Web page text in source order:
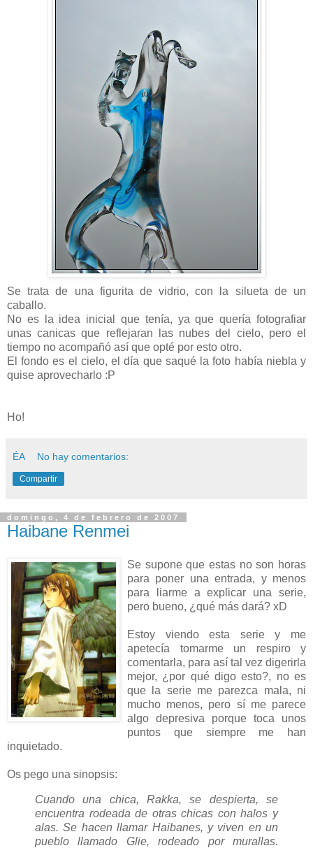
Se trata de una figurita de vidrio, con la silueta de un
caballo.
No es la idea inicial que tenía, ya que quería fotografiar
unas canicas que reflejaran las nubes del cielo, pero el
tiempo no acompañó así que opté por esto otro.
El fondo es el cielo, el día que saqué la foto había niebla y
quise aprovecharlo :P
Ho!
ÉA No hay comentarios:
Compartir
domingo, 4 de febrero de 2007
Haibane Renmei
Se supone que estas no son horas
para poner una entrada, y menos
para liarme a explicar una serie,
pero bueno, ¿qué más dará? xD
Estoy viendo esta serie y me
apetecía tomarme un respiro y
comentarla, para así tal vez digerirla
mejor, ¿por qué digo esto?, no es
que la serie me parezca mala, ni
mucho menos, pero sí me parece
algo depresiva porque toca unos
puntos que siempre me han
inquietado.
Os pego una sinopsis:
Cuando una chica, Rakka, se despierta, se
encuentra rodeada de otras chicas con halos y
alas. Se hacen llamar Haibanes, y viven en un
pueblo llamado Glie, rodeado por murallas.